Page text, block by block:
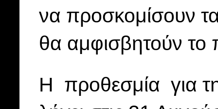
να προσκομίσουν
θα αμφισβητούν το
Η προθεσμία για